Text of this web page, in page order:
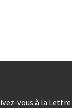
vous à la Lettre